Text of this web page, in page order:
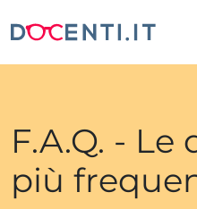
F.A.Q. -
più